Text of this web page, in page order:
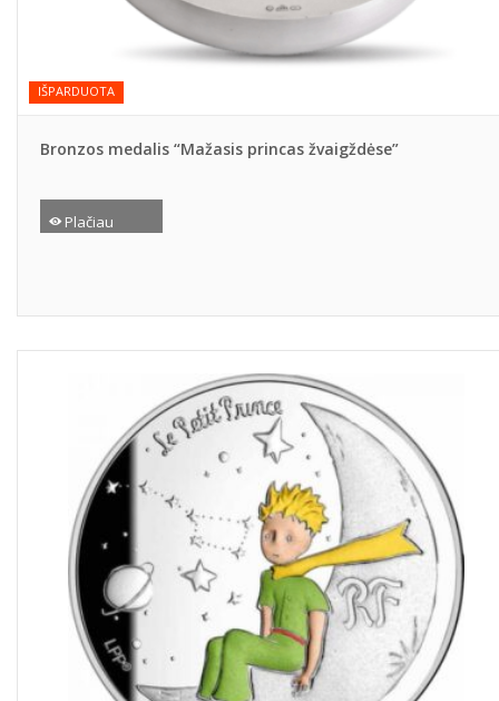
IŠPARDUOTA
Bronzos medalis “Mažasis princas žvaigždėse”
Plačiau